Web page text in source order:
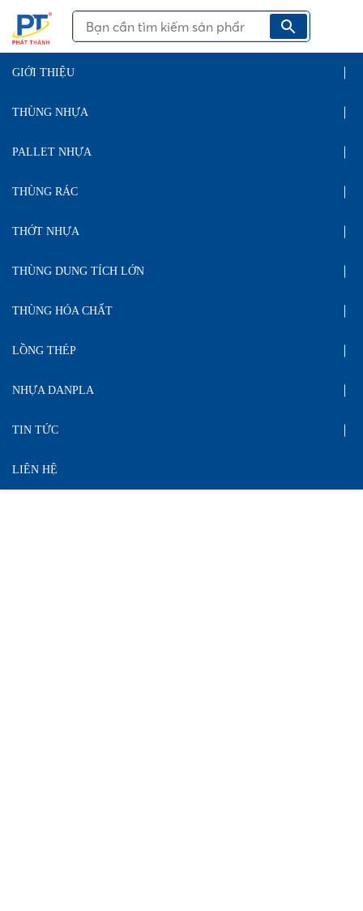
GIỚI THIỆU
THÙNG NHỰA
PALLET NHỰA
THÙNG RÁC
THỚT NHỰA
THÙNG DUNG TÍCH LỚN
THÙNG HÓA CHẤT
LỒNG THÉP
NHỰA DANPLA
TIN TỨC
LIÊN HỆ